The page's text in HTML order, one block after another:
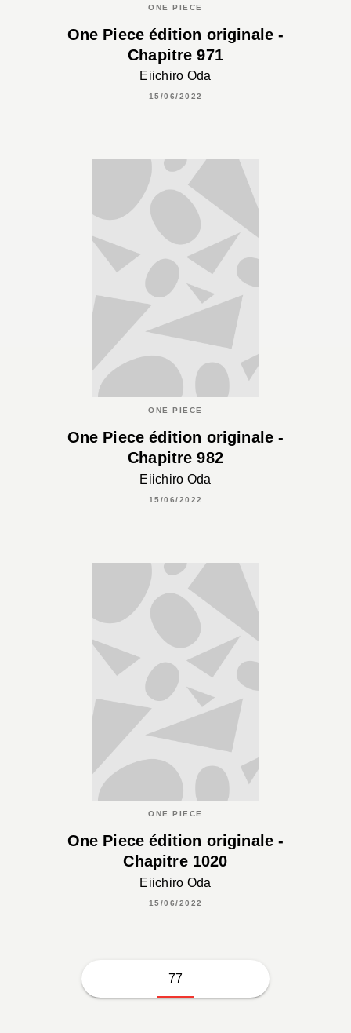
ONE PIECE
One Piece édition originale -
Chapitre 971
Eiichiro Oda
15/06/2022
ONE PIECE
One Piece édition originale -
Chapitre 982
Eiichiro Oda
15/06/2022
ONE PIECE
One Piece édition originale -
Chapitre 1020
Eiichiro Oda
15/06/2022
77